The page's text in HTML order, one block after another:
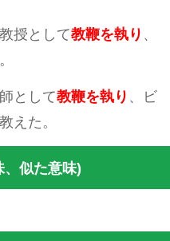
授として教鞭を執り 、
として教鞭を執り 、ビ
えた。
、似た意味)